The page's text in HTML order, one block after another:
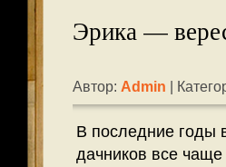
Эрика —
Автор: Admin |
В последние годы
дачников все чаще